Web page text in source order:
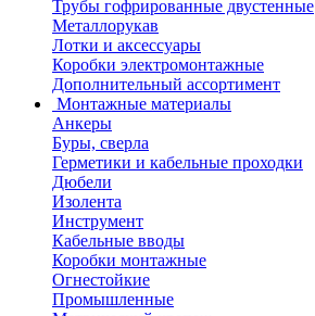
Трубы гофрированные двустенные
Металлорукав
Лотки и аксессуары
Коробки электромонтажные
Дополнительный ассортимент
Монтажные материалы
Анкеры
Буры, сверла
Герметики и кабельные проходки
Дюбели
Изолента
Инструмент
Кабельные вводы
Коробки монтажные
Огнестойкие
Промышленные